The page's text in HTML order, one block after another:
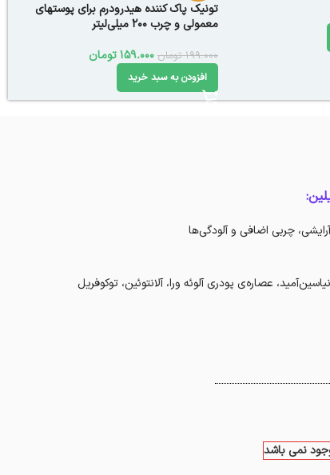
تونیک پاک کننده هیدرودرم برای پوستهای
معمولی و چرب 200 میلی‌لیتر
199.000 تومان 159.000تومان
افزودن به سبد خرید
چر‌بی اضافی و آلودگی‌ها
عصاره‌ی پودری آلوئه ورا، آلانتوئین، توکوفریل
نمی باشد